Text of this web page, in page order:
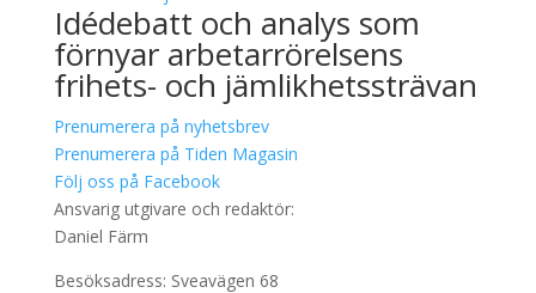
Idédebatt och analys som
förnyar arbetarrörelsens
frihets- och jämlikhetssträvan
Prenumerera på nyhetsbrev
Prenumerera på Tiden Magasin
Följ oss på Facebook
Ansvarig utgivare och redaktör:
Daniel Färm
Besöksadress: Sveavägen 68